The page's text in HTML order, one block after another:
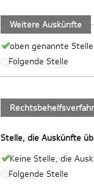
Weitere Auskünfte
oben genannte Stelle
Folgende Stelle
Stelle, die Auskünfte
Keine Stelle, die
Folgende Stelle